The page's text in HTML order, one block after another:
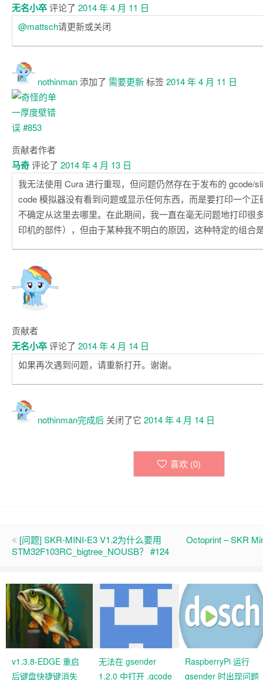
无名小卒评论了 2014 年 4 月 11 日
@mattsch请更新或关闭
nothinman添加了 需要更新标签2014 年 4 月 11 日
贡献者作者
马奇评论了 2014 年 4 月 13 日
我无法使用 Cura 进行重现，但问题仍然存在于发布的 gcode/
code 模拟器没有看到问题或显示任何东西，而是要打印一个
不确定从这里去哪里。在此期间，我一直在毫无问题地打印很
印机的部件），但由于某种我不明白的原因，这种特定的组合
贡献者
无名小卒评论了 2014 年 4 月 14 日
如果再次遇到问题，请重新打开。谢谢。
nothinman完成后 关闭了它 2014 年 4 月 14 日
喜欢 (0)
[问题] SKR-MINI-E3 V1.2为什么要用
STM32F103RC_bigtree_NOUSB？ #124
Octoprint – SKR
v1.3.8-EDGE 重启
后键盘快捷键消失
无法在 gsender
1.2.0 中打开 .gcode
RaspberryPi 运行
gsender 时出现问题